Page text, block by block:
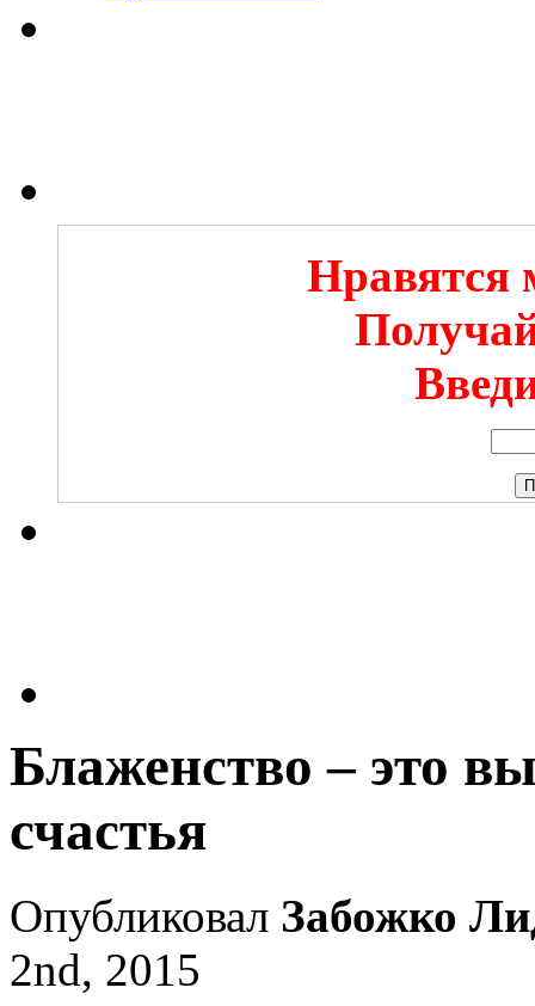
Нравятся
Блаженство – это
счастья
Опубликовал Забожко
2nd, 2015